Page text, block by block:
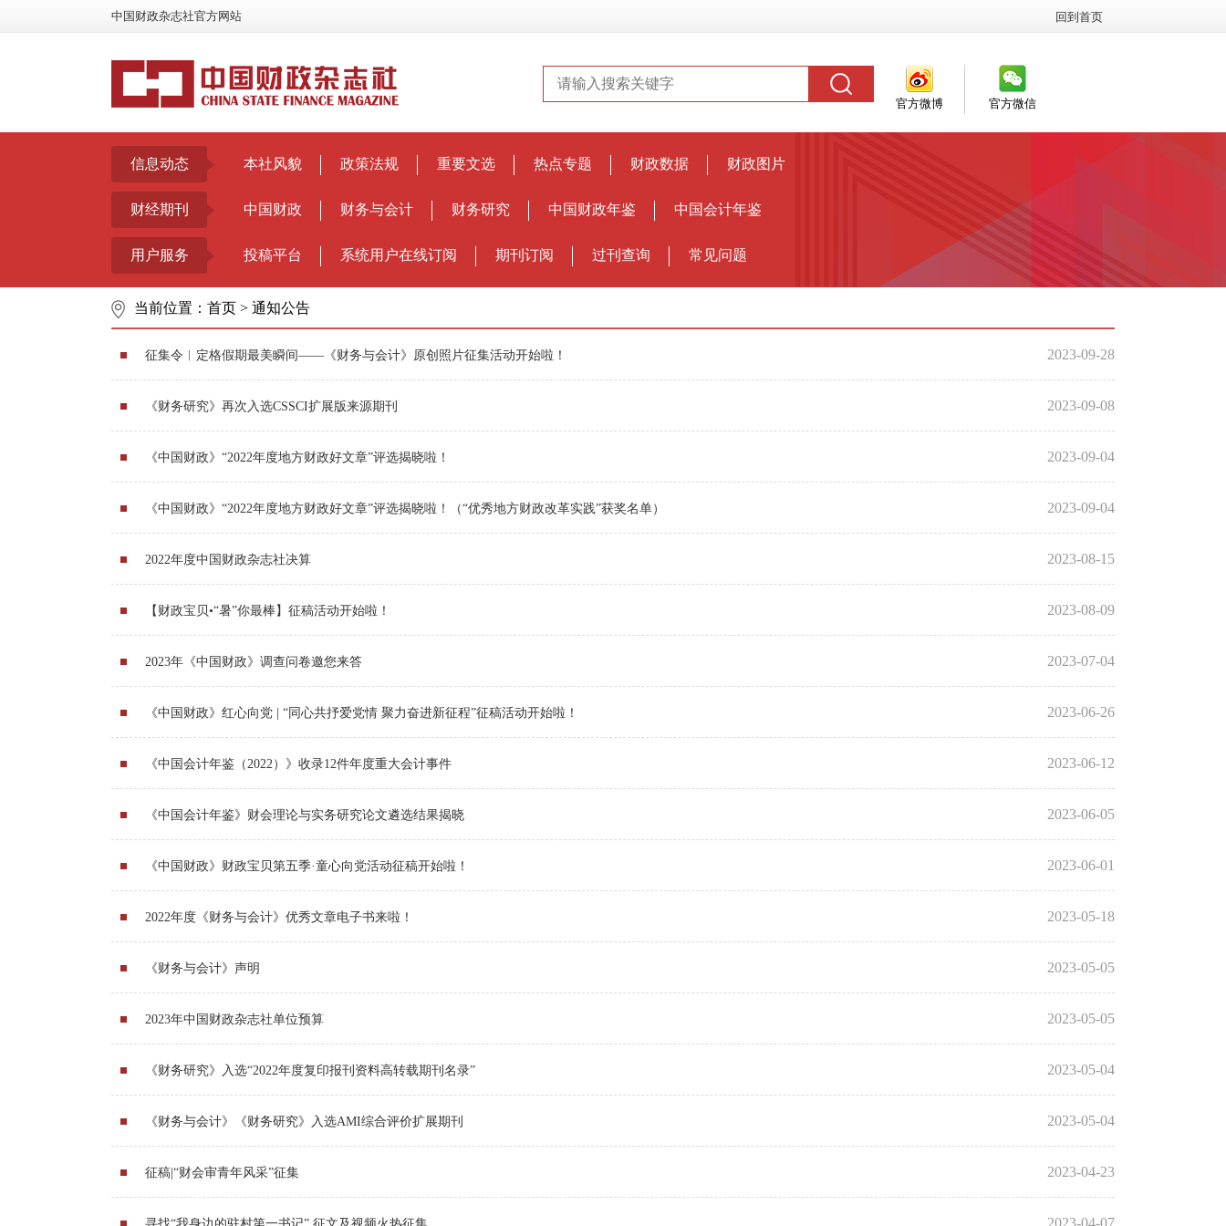
中国财政杂志社官方网站 回到首页
官方微博 官方微信
信息动态 本社风貌 政策法规 重要文选 热点专题 财政数据 财政图片
财经期刊 中国财政 财务与会计 财务研究 中国财政年鉴 中国会计年鉴
用户服务 投稿平台 系统用户在线订阅 期刊订阅 过刊查询 常见问题
当前位置： 首页 > 通知公告
征集令︱定格假期最美瞬间——《财务与会计》原创照片征集活动开始啦！ 2023-09-28
《财务研究》再次入选CSSCI扩展版来源期刊 2023-09-08
《中国财政》“2022年度地方财政好文章”评选揭晓啦！ 2023-09-04
《中国财政》“2022年度地方财政好文章”评选揭晓啦！（“优秀地方财政改革实践”获奖名单） 2023-09-04
2022年度中国财政杂志社决算 2023-08-15
【财政宝贝•“暑”你最棒】征稿活动开始啦！ 2023-08-09
2023年《中国财政》调查问卷邀您来答 2023-07-04
《中国财政》红心向党 | “同心共抒爱党情 聚力奋进新征程”征稿活动开始啦！ 2023-06-26
《中国会计年鉴（2022）》收录12件年度重大会计事件 2023-06-12
《中国会计年鉴》财会理论与实务研究论文遴选结果揭晓 2023-06-05
《中国财政》财政宝贝第五季·童心向党活动征稿开始啦！ 2023-06-01
2022年度《财务与会计》优秀文章电子书来啦！ 2023-05-18
《财务与会计》声明 2023-05-05
2023年中国财政杂志社单位预算 2023-05-05
《财务研究》入选“2022年度复印报刊资料高转载期刊名录” 2023-05-04
《财务与会计》《财务研究》入选AMI综合评价扩展期刊 2023-05-04
征稿|“财会审青年风采”征集 2023-04-23